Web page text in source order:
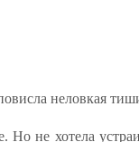
неловкая
Но не хотела